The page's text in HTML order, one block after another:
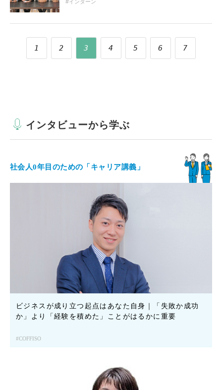
1 2 3 4 5 6 7
インタビューから学ぶ
社会人0年目のための「キャリア講義」
ビジネスが成り立つ起点はあなた自身｜「失敗か成功
か」より「経験を積めた」ことがはるかに重要
COFFISO